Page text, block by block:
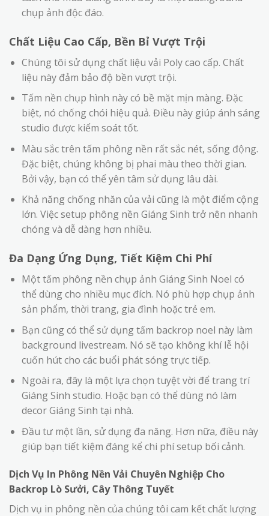
chụp ảnh độc đáo.
Chất Liệu Cao Cấp, Bền Bỉ Vượt Trội
Chúng tôi sử dụng chất liệu vải Poly cao cấp. Chất
liệu này đảm bảo độ bền vượt trội.
Tấm nền chụp hình này có bề mặt mịn màng. Đặc
biệt, nó chống chói hiệu quả. Điều này giúp ánh sáng
studio được kiểm soát tốt.
Màu sắc trên tấm phông nền rất sắc nét, sống động.
Đặc biệt, chúng không bị phai màu theo thời gian.
Bởi vậy, bạn có thể yên tâm sử dụng lâu dài.
Khả năng chống nhăn của vải cũng là một điểm cộng
lớn. Việc setup phông nền Giáng Sinh trở nên nhanh
chóng và dễ dàng hơn nhiều.
Đa Dạng Ứng Dụng, Tiết Kiệm Chi Phí
Một tấm phông nền chụp ảnh Giáng Sinh Noel có
thể dùng cho nhiều mục đích. Nó phù hợp chụp ảnh
sản phẩm, thời trang, gia đình hoặc trẻ em.
Bạn cũng có thể sử dụng tấm backrop noel này làm
background livestream. Nó sẽ tạo không khí lễ hội
cuốn hút cho các buổi phát sóng trực tiếp.
Ngoài ra, đây là một lựa chọn tuyệt vời để trang trí
Giáng Sinh studio. Hoặc bạn có thể dùng nó làm
decor Giáng Sinh tại nhà.
Đầu tư một lần, sử dụng đa năng. Hơn nữa, điều này
giúp bạn tiết kiệm đáng kể chi phí setup bối cảnh.
Dịch Vụ In Phông Nền Vải Chuyên Nghiệp Cho
Backrop Lò Sưởi, Cây Thông Tuyết
Dịch vụ in phông nền của chúng tôi cam kết chất lượng